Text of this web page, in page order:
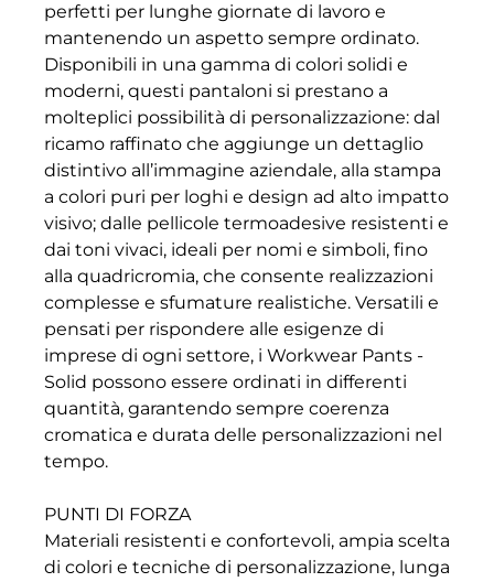
perfetti per lunghe giornate di lavoro e
mantenendo un aspetto sempre ordinato.
Disponibili in una gamma di colori solidi e
moderni, questi pantaloni si prestano a
molteplici possibilità di personalizzazione: dal
ricamo raffinato che aggiunge un dettaglio
distintivo all’immagine aziendale, alla stampa
a colori puri per loghi e design ad alto impatto
visivo; dalle pellicole termoadesive resistenti e
dai toni vivaci, ideali per nomi e simboli, fino
alla quadricromia, che consente realizzazioni
complesse e sfumature realistiche. Versatili e
pensati per rispondere alle esigenze di
imprese di ogni settore, i Workwear Pants -
Solid possono essere ordinati in differenti
quantità, garantendo sempre coerenza
cromatica e durata delle personalizzazioni nel
tempo.
PUNTI DI FORZA
Materiali resistenti e confortevoli, ampia scelta
di colori e tecniche di personalizzazione, lunga